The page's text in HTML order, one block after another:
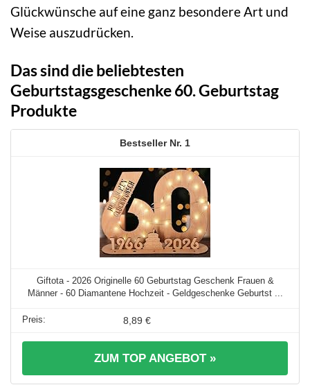
Glückwünsche auf eine ganz besondere Art und
Weise auszudrücken.
Das sind die beliebtesten
Geburtstagsgeschenke 60. Geburtstag
Produkte
1
Giftota - 2026 Originelle 60 Geburtstag Geschenk Frauen &
Männer - 60 Diamantene Hochzeit - Geldgeschenke Geburtst ...
8,89 €
ZUM TOP ANGEBOT »